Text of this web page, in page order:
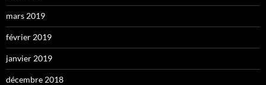
mars 2019
février 2019
janvier 2019
décembre 2018